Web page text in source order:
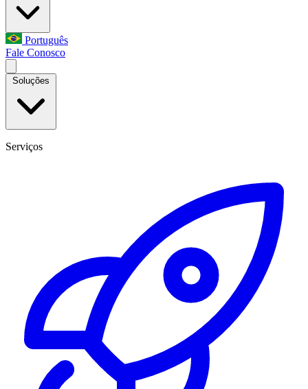
Português
Fale Conosco
Soluções
Serviços